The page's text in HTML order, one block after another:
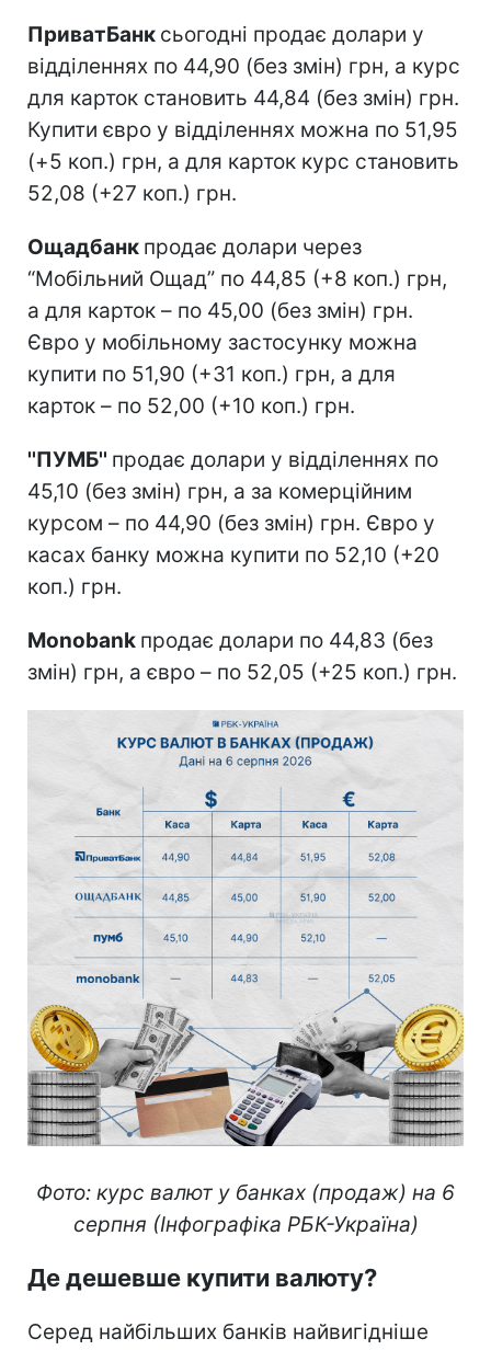
ПриватБанк сьогодні продає долари у
відділеннях по 44,90 (без змін) грн, а курс
для карток становить 44,84 (без змін) грн.
Купити євро у відділеннях можна по 51,95
(+5 коп.) грн, а для карток курс становить
52,08 (+27 коп.) грн.
Ощадбанк продає долари через
“Мобільний Ощад” по 44,85 (+8 коп.) грн,
а для карток – по 45,00 (без змін) грн.
Євро у мобільному застосунку можна
купити по 51,90 (+31 коп.) грн, а для
карток – по 52,00 (+10 коп.) грн.
''ПУМБ'' продає долари у відділеннях по
45,10 (без змін) грн, а за комерційним
курсом – по 44,90 (без змін) грн. Євро у
касах банку можна купити по 52,10 (+20
коп.) грн.
Monobank продає долари по 44,83 (без
змін) грн, а євро – по 52,05 (+25 коп.) грн.
Фото: курс валют у банках (продаж) на 6
серпня (Інфографіка РБК-Україна)
Де дешевше купити валюту?
Серед найбільших банків найвигідніше